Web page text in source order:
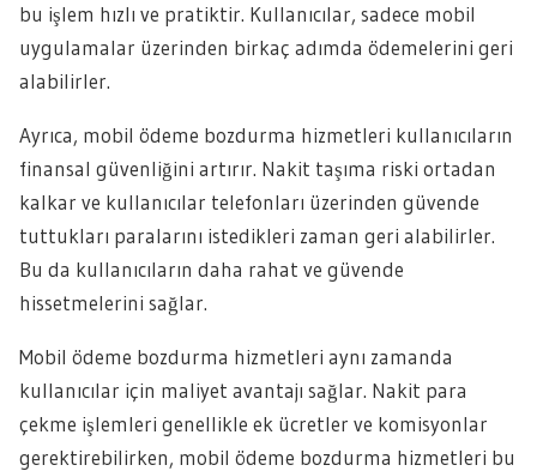
bu işlem hızlı ve pratiktir. Kullanıcılar, sadece mobil
uygulamalar üzerinden birkaç adımda ödemelerini geri
alabilirler.
Ayrıca, mobil ödeme bozdurma hizmetleri kullanıcıların
finansal güvenliğini artırır. Nakit taşıma riski ortadan
kalkar ve kullanıcılar telefonları üzerinden güvende
tuttukları paralarını istedikleri zaman geri alabilirler.
Bu da kullanıcıların daha rahat ve güvende
hissetmelerini sağlar.
Mobil ödeme bozdurma hizmetleri aynı zamanda
kullanıcılar için maliyet avantajı sağlar. Nakit para
çekme işlemleri genellikle ek ücretler ve komisyonlar
gerektirebilirken, mobil ödeme bozdurma hizmetleri bu